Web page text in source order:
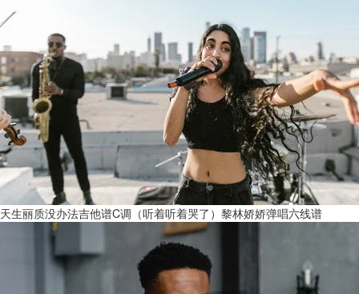
天生丽质没办法吉他谱C调（听着听着哭了）黎林娇娇弹唱六线谱